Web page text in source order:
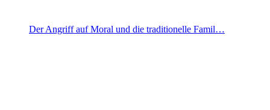
Der Angriff auf Moral und die traditionelle Famil…